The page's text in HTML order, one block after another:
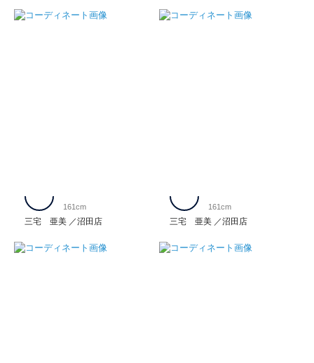
三宅 亜美 沼田店
161cm
三宅 亜美 沼田店
161cm